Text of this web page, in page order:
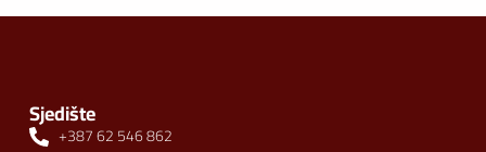
Sjedište
+387 62 546 862